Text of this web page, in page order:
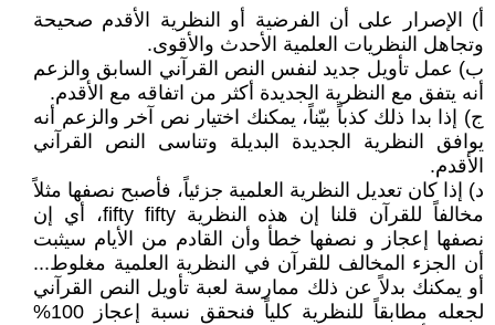
أ) الإصرار على أن الفرضية أو النظرية الأقدم صحيحة
وتجاهل النظريات العلمية الأحدث والأقوى.
ب) عمل تأويل جديد لنفس النص القرآني السابق والزعم
أنه يتفق مع النظرية الجديدة أكثر من اتفاقه مع الأقدم.
ج) إذا بدا ذلك كذباً بيّناً، يمكنك اختيار نص آخر والزعم أنه
يوافق النظرية الجديدة البديلة وتناسى النص القرآني
الأقدم.
د) إذا كان تعديل النظرية العلمية جزئياً، فأصبح نصفها مثلاً
مخالفاً للقرآن قلنا إن هذه النظرية fifty fifty، أي إن
نصفها إعجاز و نصفها خطأ وأن القادم من الأيام سيثبت
أن الجزء المخالف للقرآن في النظرية العلمية مغلوط...
أو يمكنك بدلاً عن ذلك ممارسة لعبة تأويل النص القرآني
لجعله مطابقاً للنظرية كلياً فنحقق نسبة إعجاز 100%